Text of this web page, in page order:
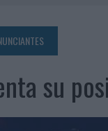
UNA ESTRATEGIA 360º
DE ARÓN PIPER EN UNA
DIGITAL DE LAS
EN SOUVENIRS CON IA
su